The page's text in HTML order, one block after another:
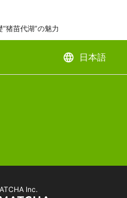
猪苗代湖”の魅力
language 日本語
Inc.